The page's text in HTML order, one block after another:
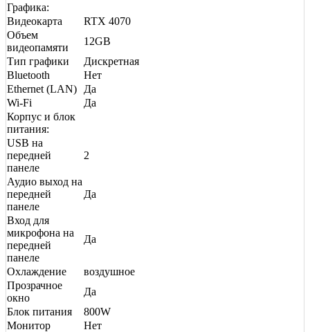
Графика:
Видеокарта
RTX 4070
Объем
видеопамяти
12GB
Тип графики
Дискретная
Bluetooth
Нет
Ethernet (LAN)
Да
Wi-Fi
Да
Корпус и блок
питания:
USB на
передней
панеле
2
Аудио выход на
передней
панеле
Да
Вход для
микрофона на
передней
панеле
Да
Охлаждение
воздушное
Прозрачное
окно
Да
Блок питания
800W
Монитор
Нет